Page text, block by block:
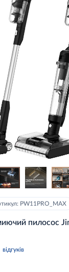
PW11PRO_MAX
пилосос
відгуків